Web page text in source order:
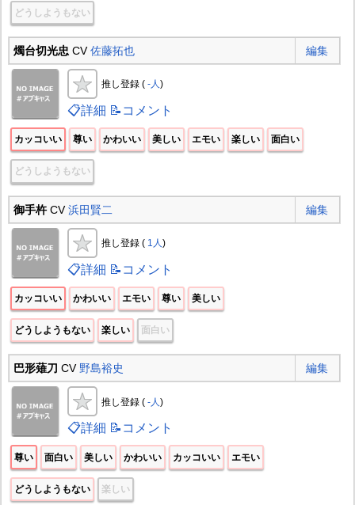
どうしようもない
燭台切光忠 CV佐藤拓也 編集
推し登録 ( -人)
📋詳細 📝コメント
カッコいい 尊い かわいい 美しい エモい 楽しい 面白い
どうしようもない
御手杵CV浜田賢二 編集
推し登録 ( 1人)
📋詳細 📝コメント
カッコいい かわいい エモい 尊い 美しい
どうしようもない 楽しい 面白い
巴形薙刀 CV野島裕史 編集
推し登録 ( -人 )
📋詳細 📝コメント
尊い 面白い 美しい かわいい カッコいい エモい
どうしようもない 楽しい